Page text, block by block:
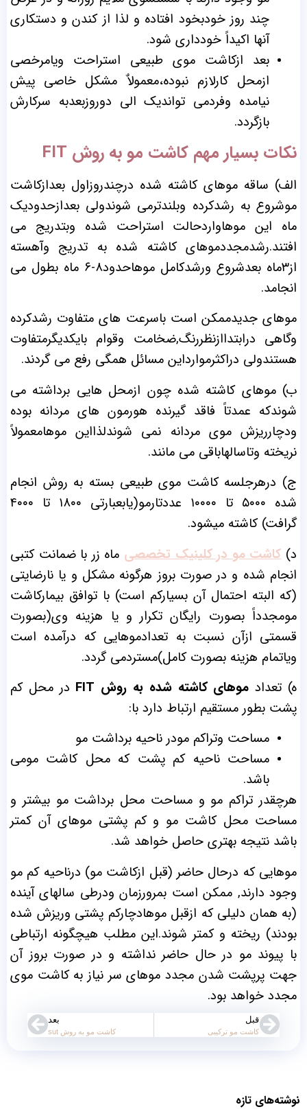
چند روز خودبخود افتاده و لذا از کندن و دستکاری
آنها اکیداً خودداری شود.
بعد ازکاشت موی طبیعی استراحت ویامرخصی
ازمحل کارلازم نبوده،معمولاٌ مشکل خاصی پیش
نیامده وفردمی تواندیک الی دوروزبعدبه سرکارش
بازگردد.
نکات بسیار مهم کاشت مو به روش FIT
الف) ساقه موهای کاشته شده درچندروزاول بعدازکاشت
موشروع به رشدکرده وبلندترمی شوندولی بعدازحدودیک
ماه این موهاواردحالت استراحت شده وبتدریج می
افتند.رشدمجددموهای کاشته شده به تدریج وآهسته
از۳ماه بعدشروع ورشدکامل موهاحدود۸-۶ ماه بطول می
انجامد.
موهای جدیدممکن است باسرعت های متفاوت رشدکرده
وگاهی درابتداازنظررنگ,ضخامت وقوام بایکدیگرمتفاوت
هستندولی دراکثرموارداین مسائل همگی رفع می گردند.
ب) موهای کاشته شده چون ازمحل هایی برداشته می
شوندکه عمدتاً فاقد گیرنده هورمون های مردانه بوده
ودچارریزش موی مردانه نمی شوندلذااین موهامعمولاً
نریخته وتاسالهاباقی می مانند.
ج) درهرجلسه کاشت موی طبیعی بسته به روش انجام
شده ۵۰۰۰ تا ۱۰۰۰۰ عددتارمو(یابعبارتی ۱۸۰۰ تا ۴۰۰۰
گرافت) کاشته میشود.
د) کاشت مو در کلینیک تخصصی ماه زر با ضمانت کتبی
انجام شده و در صورت بروز هرگونه مشکل و یا نارضایتی
(که البته احتمال آن بسیارکم است) با توافق بیمارکاشت
مومجدداً بصورت رایگان تکرار و یا هزینه وی(بصورت
قسمتی ازآن نسبت به تعدادموهایی که درآمده است
ویاتمام هزینه بصورت کامل)مستردمی گردد.
ه) تعداد موهای کاشته شده به روش FIT
در محل کم
پشت بطور مستقیم ارتباط دارد با:
مساحت وتراکم مودر ناحیه برداشت مو
مساحت ناحیه کم پشت که محل کاشت مومی
باشد.
هرچقدر تراکم مو و مساحت محل برداشت مو بیشتر و
مساحت محل کاشت مو و کم پشتی موهای آن کمتر
باشد نتیجه بهتری حاصل خواهد شد.
موهایی که درحال حاضر (قبل ازکاشت مو) درناحیه کم مو
وجود دارند, ممکن است بمرورزمان ودرطی سالهای آینده
(به همان دلیلی که ازقبل موهادچارکم پشتی وریزش شده
بودند) ریخته و کمتر شوند.این مطلب هیچگونه ارتباطی
با پیوند مو در حال حاضر نداشته و در صورت بروز آن
جهت پرپشت شدن مجدد موهای سر نیاز به کاشت موی
مجدد خواهد بود.
قبل
کاشت مو ترکیبی
بعد
کاشت مو به روش sut
نوشته‌های تازه